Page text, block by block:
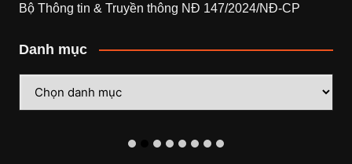
Bộ Thông tin & Truyền thông NĐ 147/2024/NĐ-CP
Danh mục
mục